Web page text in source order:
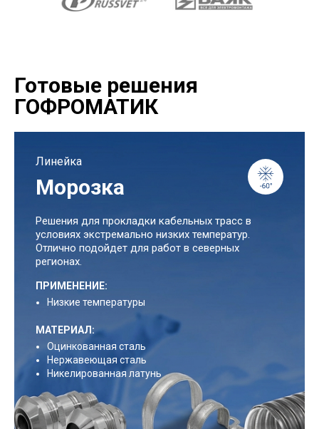
Готовые решения
ГОФРОМАТИК
Линейка
Морозка
Решения для прокладки кабельных трасс в
условиях экстремально низких температур.
Отлично подойдет для работ в северных
регионах.
ПРИМЕНЕНИЕ:
Низкие температуры
МАТЕРИАЛ:
Оцинкованная сталь
Нержавеющая сталь
Никелированная латунь